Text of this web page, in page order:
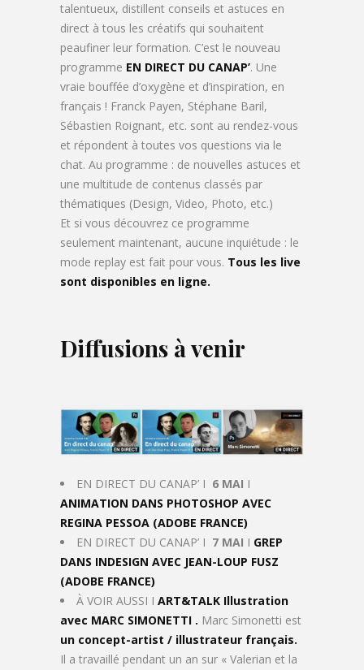
talentueux, distillent conseils et astuces en
direct à tous les créatifs qui souhaitent
peaufiner leur formation. C’est le nouveau
programme EN DIRECT DU CANAP’. Une
vraie bouffée d’oxygène et d’inspiration, en
français ! Franck Payen, Stéphane Baril,
Sébastien Roignant, etc. sont au rendez-vous
et répondent à toutes vos questions via le
chat. Au programme : de nouvelles astuces et
une multitude de contenus classés par
thématiques (Design, Video, Photo, etc.)
Et si vous découvrez ce programme
seulement maintenant, aucune inquiétude : le
mode replay est fait pour vous. Tous les live
sont disponibles en ligne.
Diffusions à venir
EN DIRECT DU CANAP’ I 6 MAI I
ANIMATION DANS PHOTOSHOP AVEC
REGINA PESSOA (ADOBE FRANCE)
EN DIRECT DU CANAP’ I 7 MAI I GREP
DANS INDESIGN AVEC JEAN-LOUP FUSZ
(ADOBE FRANCE)
À VOIR AUSSI I ART&TALK Illustration
avec MARC SIMONETTI . Marc Simonetti est
un concept-artist / illustrateur français.
Il a travaillé pendant un an sur « Valerian et la